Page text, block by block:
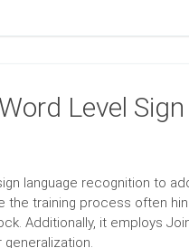
Level Sign
language recognition to
the training process often
Additionally, it employs